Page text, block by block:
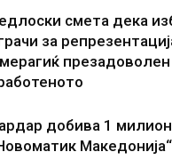
смета дека
за
добива 1
Македонија“